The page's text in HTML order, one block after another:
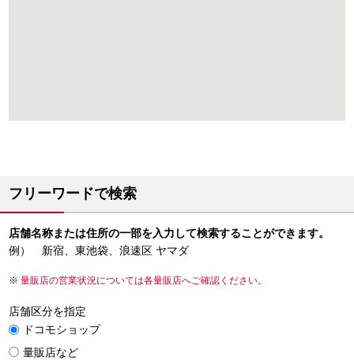
フリーワードで検索
店舗名称または住所の一部を入力して検索することができます。
例） 新宿、東池袋、浪速区 ヤマダ
量販店の営業状況については各量販店へご確認ください。
店舗区分を指定
ドコモショップ
量販店など